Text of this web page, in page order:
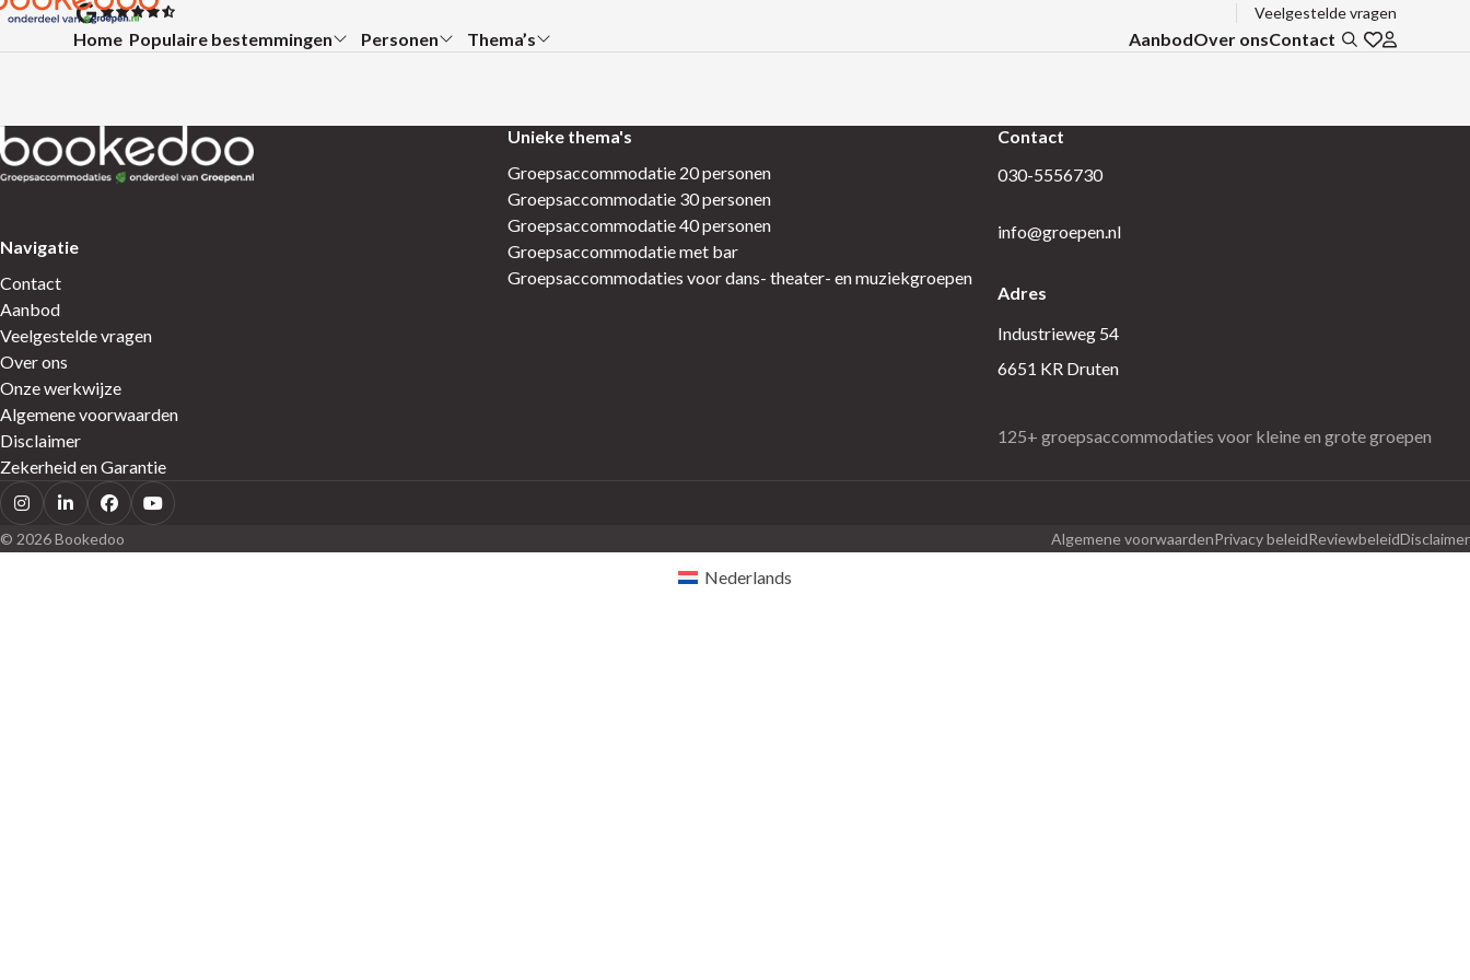
Ga direct naar de inhoud
Terug naar de startpagina
Home Submenu:
Populaire bestemmingen Submenu:
Personen Submenu:
Thema’s AanbodOver onsContact Zoeken
Ga naar
Inloggen
Veelgestelde vragen
Terug naar de startpagina
Navigatie
Contact
Aanbod
Veelgestelde vragen
Over ons
Onze werkwijze
Algemene voorwaarden
Disclaimer
Zekerheid en Garantie
Unieke thema's
Groepsaccommodatie 20 personen
Groepsaccommodatie 30 personen
Groepsaccommodatie 40 personen
Groepsaccommodatie met bar
Groepsaccommodaties voor dans- theater- en muziekgroepen
Contact
030-5556730
info@groepen.nl
Adres
Industrieweg 54
6651 KR Druten
125+ groepsaccommodaties voor kleine en grote groepen
InstagramLinkedInFacebookYoutube
© 2026 Bookedoo Algemene voorwaardenPrivacy beleidReviewbeleidDisclaimer
Nederlands